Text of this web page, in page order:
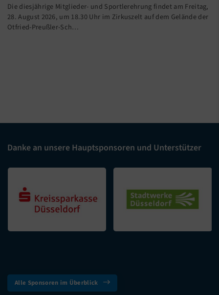
Die diesjährige Mitglieder- und Sportlerehrung findet am Freitag,
28. August 2026, um 18.30 Uhr im Zirkuszelt auf dem Gelände der
Otfried-Preußler-Sch…
Danke an unsere Hauptsponsoren und Unterstützer
Alle Sponsoren im Überblick